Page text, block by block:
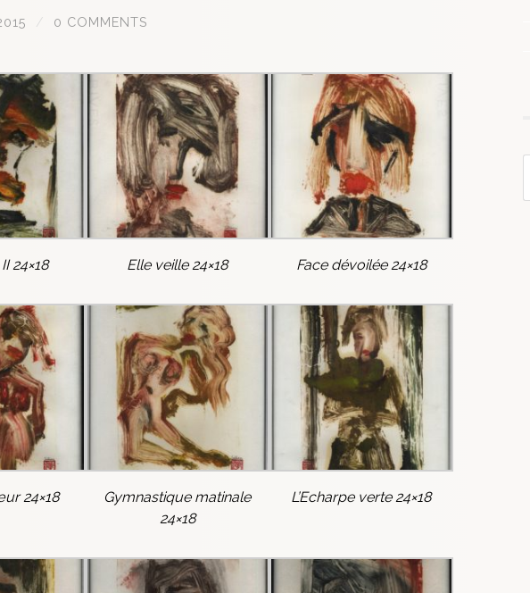
/ 0 COMMENTS
24×18 Elle veille 24×18 Face dévoilée 24×18
24×18
Gymnastique matinale
24×18
L’Echarpe verte 24×18